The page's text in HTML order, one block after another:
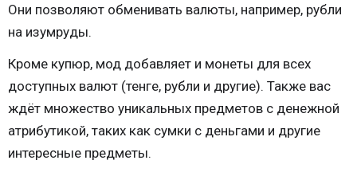
Они позволяют обменивать валюты, например, рубли
на изумруды.
Кроме купюр, мод добавляет и монеты для всех
доступных валют (тенге, рубли и другие). Также вас
ждёт множество уникальных предметов с денежной
атрибутикой, таких как сумки с деньгами и другие
интересные предметы.